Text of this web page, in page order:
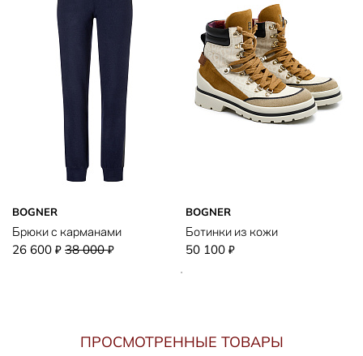
BOGNER
Брюки с карманами
26 600 ₽ 38 000₽
BOGNER
Ботинки из кожи
50 100 ₽
ПРОСМОТРЕННЫЕ ТОВАРЫ